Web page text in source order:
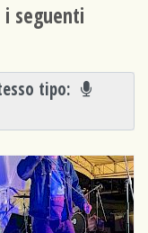
seguenti
tipo: